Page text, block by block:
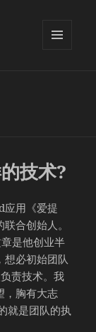
技术?
应用《爱提
合创始人。
是他创业半
想必初始团队
责技术。我
，胸有大志
就是团队的执